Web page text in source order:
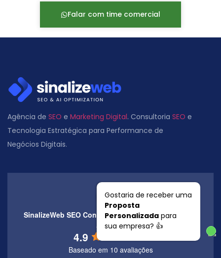
Falar com time comercial
Agência de SEO e Marketing Digital. Consultoria SEO e
Tecnologia Estratégica para Performance de
Negócios Digitais.
SinalizeWeb SEO Consulting and Digital Marketing
Agency
4.9
Baseado em 10 avaliações
Gostaria de receber uma
Proposta
Personalizada para
sua empresa? 👍